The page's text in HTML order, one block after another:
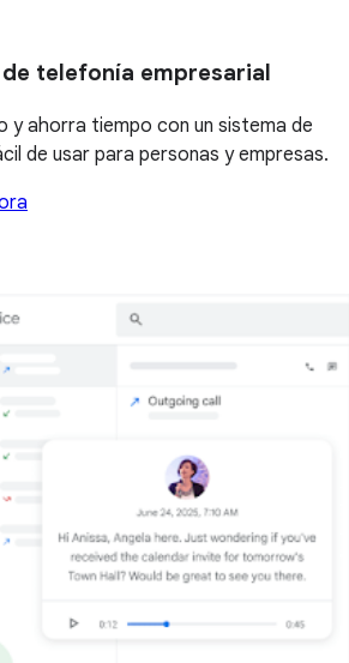
telefonía empresarial
y ahorra tiempo con un sistema de
de usar para personas y empresas.